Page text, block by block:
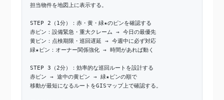
担当物件を地図上に表示する。
STEP 2（1分）：赤・黄・緑★のピンを確認する
赤ピン：設備緊急・重大クレーム → 今日の最優先
黄ピン：点検期限・巡回遅延 → 今週中に必ず対応
緑★ピン：オーナー関係強化 → 時間があれば動く
STEP 3（2分）：効率的な巡回ルートを設計する
赤ピン → 途中の黄ピン → 緑★ピンの順で
移動が最短になるルートをGISマップ上で確認する。